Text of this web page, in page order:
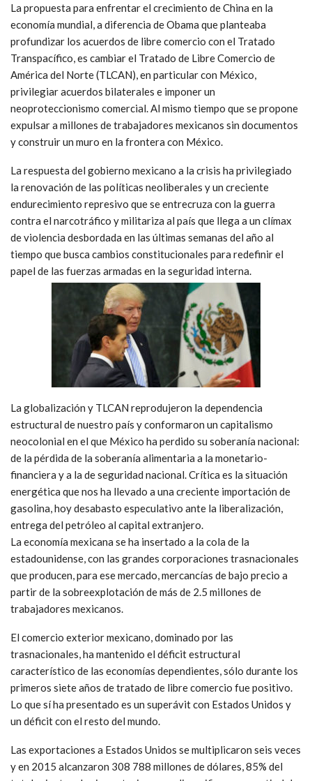
La propuesta para enfrentar el crecimiento de China en la
economía mundial, a diferencia de Obama que planteaba
profundizar los acuerdos de libre comercio con el Tratado
Transpacífico, es cambiar el Tratado de Libre Comercio de
América del Norte (TLCAN), en particular con México,
privilegiar acuerdos bilaterales e imponer un
neoproteccionismo comercial. Al mismo tiempo que se propone
expulsar a millones de trabajadores mexicanos sin documentos
y construir un muro en la frontera con México.
La respuesta del gobierno mexicano a la crisis ha privilegiado
la renovación de las políticas neoliberales y un creciente
endurecimiento represivo que se entrecruza con la guerra
contra el narcotráfico y militariza al país que llega a un clímax
de violencia desbordada en las últimas semanas del año al
tiempo que busca cambios constitucionales para redefinir el
papel de las fuerzas armadas en la seguridad interna.
La globalización y TLCAN reprodujeron la dependencia
estructural de nuestro país y conformaron un capitalismo
neocolonial en el que México ha perdido su soberanía nacional:
de la pérdida de la soberanía alimentaria a la monetario-
financiera y a la de seguridad nacional. Crítica es la situación
energética que nos ha llevado a una creciente importación de
gasolina, hoy desabasto especulativo ante la liberalización,
entrega del petróleo al capital extranjero.
La economía mexicana se ha insertado a la cola de la
estadounidense, con las grandes corporaciones trasnacionales
que producen, para ese mercado, mercancías de bajo precio a
partir de la sobreexplotación de más de 2.5 millones de
trabajadores mexicanos.
El comercio exterior mexicano, dominado por las
trasnacionales, ha mantenido el déficit estructural
característico de las economías dependientes, sólo durante los
primeros siete años de tratado de libre comercio fue positivo.
Lo que sí ha presentado es un superávit con Estados Unidos y
un déficit con el resto del mundo.
Las exportaciones a Estados Unidos se multiplicaron seis veces
y en 2015 alcanzaron 308 788 millones de dólares, 85% del